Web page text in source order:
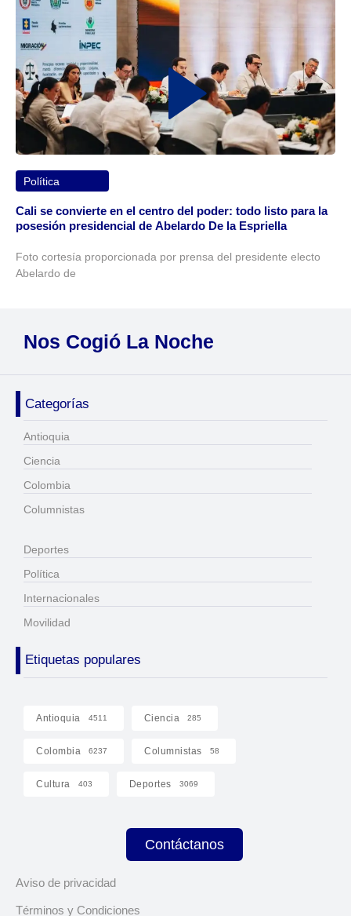
Política
Cali se convierte en el centro del poder: todo listo para la
posesión presidencial de Abelardo De la Espriella
Foto cortesía proporcionada por prensa del presidente electo
Abelardo de
Nos Cogió La Noche
Categorías
Antioquia
Ciencia
Colombia
Columnistas
Deportes
Política
Internacionales
Movilidad
Etiquetas populares
Antioquia 4511 Ciencia 285
Colombia 6237 Columnistas 58
Cultura 403 Deportes 3069
Contáctanos
Aviso de privacidad
Términos y Condiciones